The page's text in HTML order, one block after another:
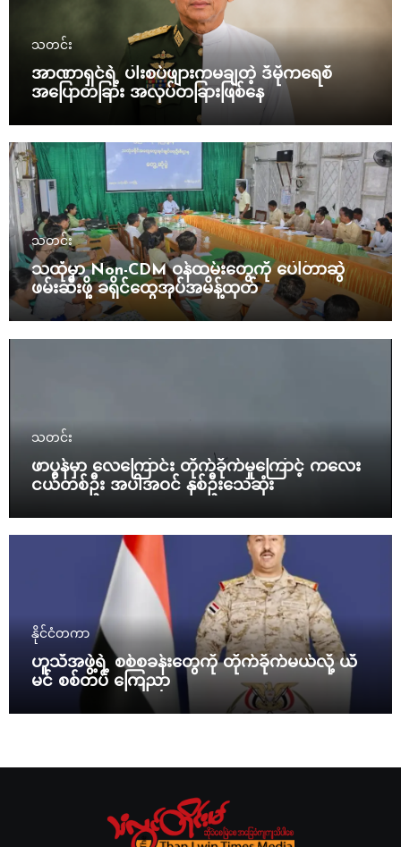
သတင်း
အာဏာရှင်ရဲ့ ပါးစပ်ဖျားကမချတဲ့ ဒီမိုကရေစီ
အပြောတခြား အလုပ်တခြားဖြစ်နေ
သတင်း
သထုံမှာ Non-CDM ဝန်ထမ်းတွေကို ပေါ်တာဆွဲ
ဖမ်းဆီးဖို့ ခရိုင်ထွေအုပ်အမိန့်ထုတ်
သတင်း
ဖာပွန်မှာ လေကြောင်း တိုက်ခိုက်မှုကြောင့် ကလေး
ငယ်တစ်ဦး အပါအဝင် နှစ်ဦးသေဆုံး
နိုင်ငံတကာ
ဟူသီအဖွဲ့ရဲ့ စစ်စခန်းတွေကို တိုက်ခိုက်မယ်လို့ ယီ
မင် စစ်တပ် ကြေညာ